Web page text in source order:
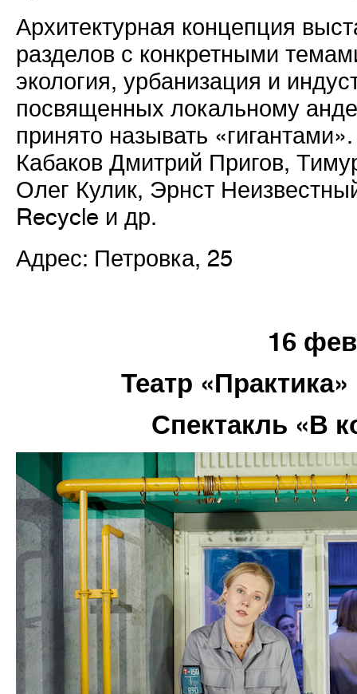
Архитектурная концепция
разделов с конкретными
экология, урбанизация и
посвященных локальному
принято называть
Кабаков Дмитрий Пригов,
Олег Кулик, Эрнст
Recycle и др.
Адрес: Петровка, 25
16
Театр
Спектакль «В